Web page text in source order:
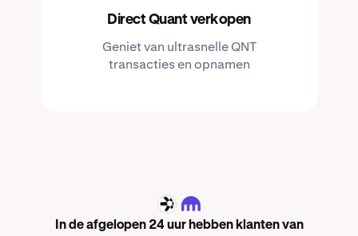
Direct Quant verkopen
Geniet van ultrasnelle QNT
transacties en opnamen
QNT
In de afgelopen 24 uur hebben klanten van